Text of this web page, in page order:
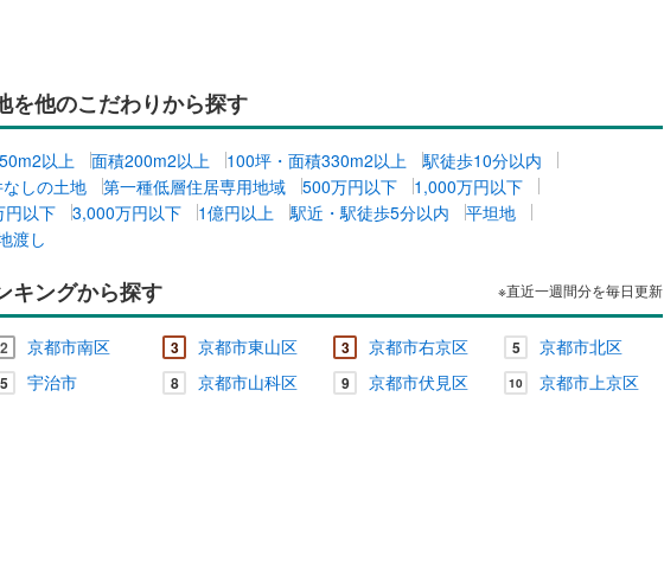
を他のこだわりから探す
以上 面積200m2以上 100坪・面積330m2以上
駅徒歩10分以内
しの土地 第一種低層住居専用地域 500万円以下
1,000万円以下
円以下 3,000万円以下 1億円以上 駅近・駅徒歩5分以内
平坦地
渡し
キングから探す ※直近一週間分を毎日更新
2 京都市南区 3 京都市東山区 3 京都市右京区 5 京都市北区
5 宇治市 8 京都市山科区 9 京都市伏見区 10 京都市上京区